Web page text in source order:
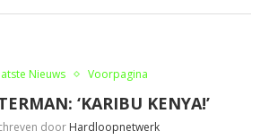
Nieuws Voorpagina
‘KARIBU KENYA!’
door Hardloopnetwerk